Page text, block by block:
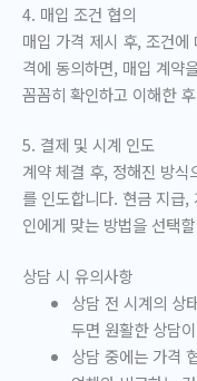
4. 매입 조건 협의
매입 가격 제시 후, 조건
격에 동의하면, 매입 계약
꼼꼼히 확인하고 이해한
5. 결제 및 시계 인도
계약 체결 후, 정해진 방식
를 인도합니다. 현금 지급
인에게 맞는 방법을 선택
상담 시 유의사항
상담 전 시계의 상
두면 원활한 상담
상담 중에는 가격